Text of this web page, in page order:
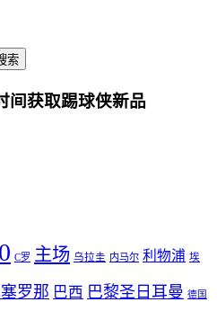
索
间获取踢球侠新品
C罗 主场 乌拉圭 内马尔 利物浦 埃
罗那 巴西 巴黎圣日耳曼 德国